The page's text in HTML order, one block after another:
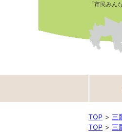
「市民み
TOP 三
TOP
三